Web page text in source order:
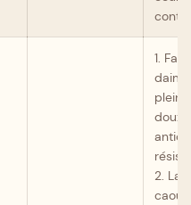
1.
daim
doux,
2. La